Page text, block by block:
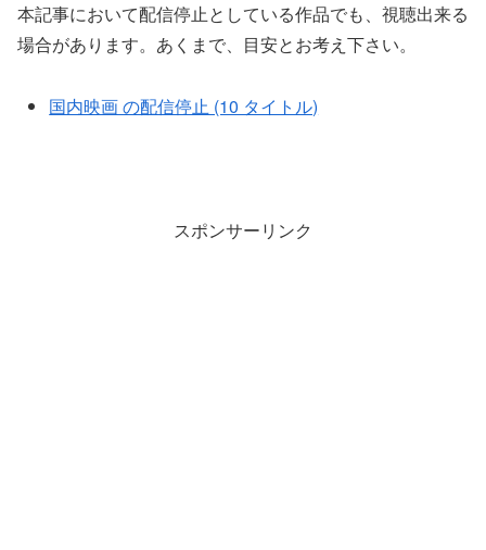
本記事において配信停止としている作品でも、視聴出来る
場合があります。あくまで、目安とお考え下さい。
国内映画 の配信停止 (10 タイトル)
スポンサーリンク